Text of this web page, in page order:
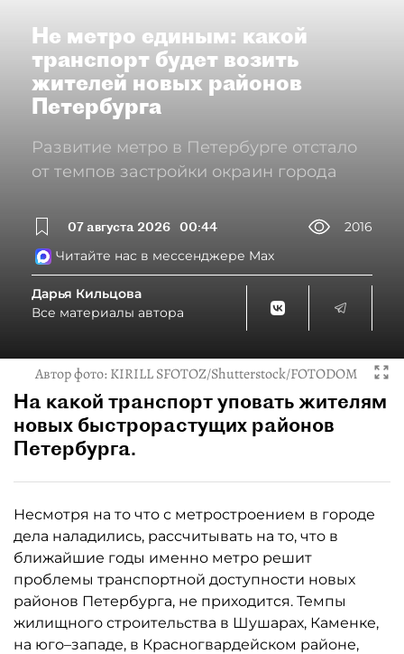
Не метро единым: какой
транспорт будет возить
жителей новых районов
Петербурга
Развитие метро в Петербурге отстало
от темпов застройки окраин города
07 августа 2026 00:44
2016
Читайте нас в мессенджере Max
Дарья Кильцова
Все материалы автора
Автор фото:KIRILL SFOTOZ/Shutterstock/FOTODOM
На какой транспорт уповать жителям
новых быстрорастущих районов
Петербурга.
Несмотря на то что с метростроением в городе
дела наладились, рассчитывать на то, что в
ближайшие годы именно метро решит
проблемы транспортной доступности новых
районов Петербурга, не приходится. Темпы
жилищного строительства в Шушарах, Каменке,
на юго–западе, в Красногвардейском районе,